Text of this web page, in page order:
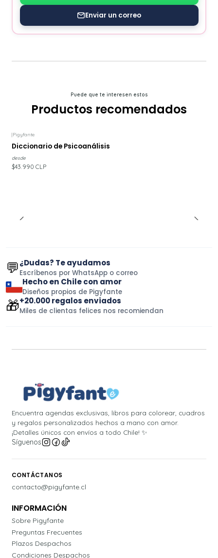
Enviar un correo
Puede que te interesen estos
Productos recomendados
|Pigyfante
Diccionario de Psicoanálisis
desde
$43.990 CLP
💬¿Dudas? Te ayudamos
Escríbenos por WhatsApp o correo
Hecho en Chile con amor
Diseños propios de Pigyfante
🎁+20.000 regalos enviados
Miles de clientas felices nos recomiendan
Encuentra agendas exclusivas, libros para colorear, cuadros
y regalos personalizados hechos a mano con amor.
¡Detalles únicos con envíos a todo Chile! ✨
Síguenos
CONTÁCTANOS
contacto@pigyfante.cl
INFORMACIÓN
Sobre Pigyfante
Preguntas Frecuentes
Plazos Despachos
Condiciones Despachos